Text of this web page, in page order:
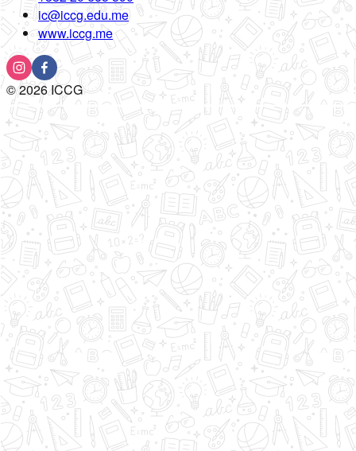
ic@iccg.edu.me
www.iccg.me
©2026ICCG